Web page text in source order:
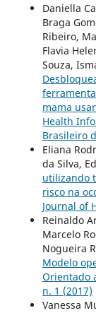
Daniella
Braga
Ribeiro,
Flavia
Souza,
mama
Health
Brasileiro
Eliana
da Silva,
utilizando
risco na
Journal of
Reinaldo
Marcelo
Nogueira
Modelo
Orientado
n. 1 (2017)
Vanessa